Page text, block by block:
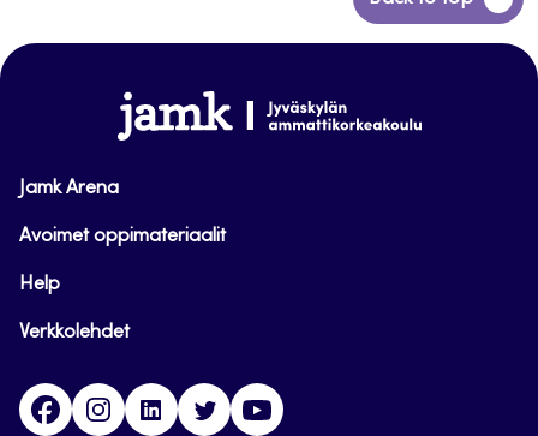
takaisin
www.jamk.fi
Jamk Arena
Avoimet oppimateriaalit
Help
Verkkolehdet
FacebookInstagramLinkedinTwitter